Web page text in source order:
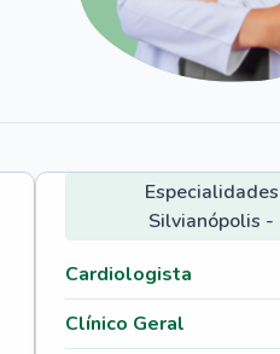
Silvianópolis -
Cardiologista
Clínico Geral